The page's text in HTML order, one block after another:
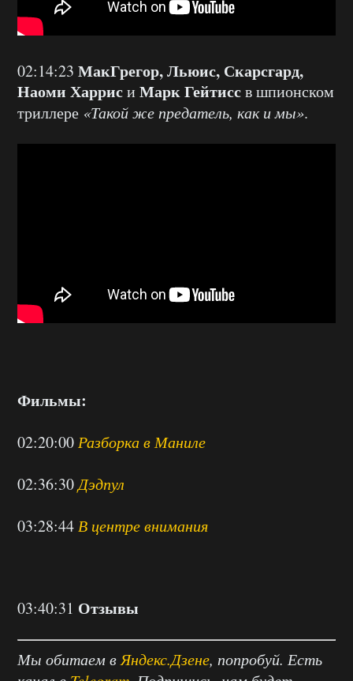
02:14:23 МакГрегор, Льюис, Скарсгард,
Наоми Харриси Марк Гейтиссв шпионском
триллере «Такой же предатель, как и мы».
Фильмы:
02:20:00 Разборка в Маниле
02:36:30Дэдпул
03:28:44 В центре внимания
03:40:31 Отзывы
Мы обитаем в Яндекс.Дзене, попробуй. Есть